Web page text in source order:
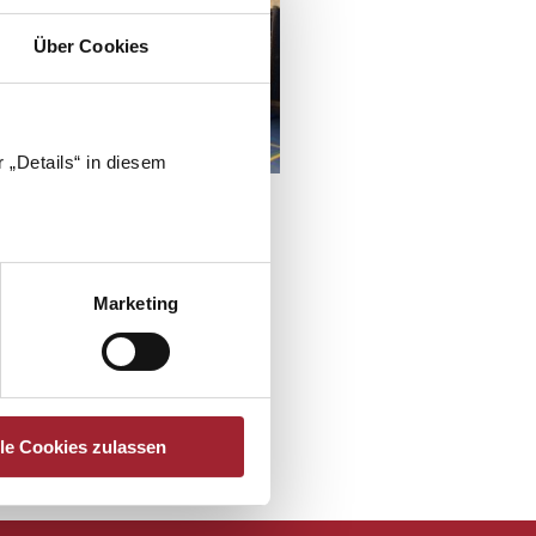
Über Cookies
in diesem
Marketing
Cookies zulassen